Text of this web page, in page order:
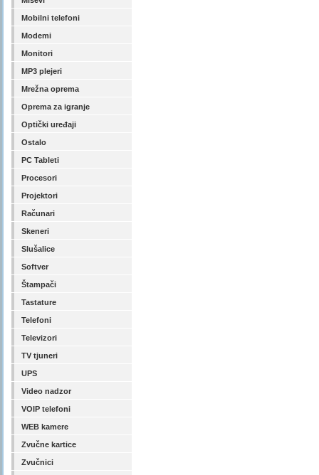
Mobilni telefoni
Modemi
Monitori
MP3 plejeri
Mrežna oprema
Oprema za igranje
Optički uređaji
Ostalo
PC Tableti
Procesori
Projektori
Računari
Skeneri
Slušalice
Softver
Štampači
Tastature
Telefoni
Televizori
TV tjuneri
UPS
Video nadzor
VOIP telefoni
WEB kamere
Zvučne kartice
Zvučnici